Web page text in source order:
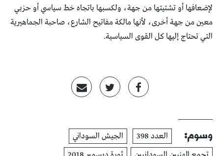
لإضعافها أو تشتيتها من جهة، ولكسبها باتجاه خط سياسي أو حزبي
معين من جهة أخرى، لأنها مالكة مفاتيح الشارع، صاحبة الجماهيرية
التي تحتاج إليها كل القوى السياسية.
وسوم: العدد 398
الجيش السوداني